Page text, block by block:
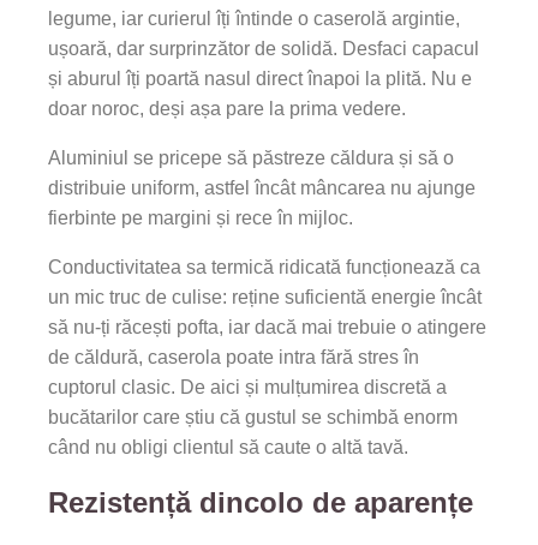
legume, iar curierul îți întinde o caserolă argintie,
ușoară, dar surprinzător de solidă. Desfaci capacul
și aburul îți poartă nasul direct înapoi la plită. Nu e
doar noroc, deși așa pare la prima vedere.
Aluminiul se pricepe să păstreze căldura și să o
distribuie uniform, astfel încât mâncarea nu ajunge
fierbinte pe margini și rece în mijloc.
Conductivitatea sa termică ridicată funcționează ca
un mic truc de culise: reține suficientă energie încât
să nu-ți răcești pofta, iar dacă mai trebuie o atingere
de căldură, caserola poate intra fără stres în
cuptorul clasic. De aici și mulțumirea discretă a
bucătarilor care știu că gustul se schimbă enorm
când nu obligi clientul să caute o altă tavă.
Rezistență dincolo de aparențe